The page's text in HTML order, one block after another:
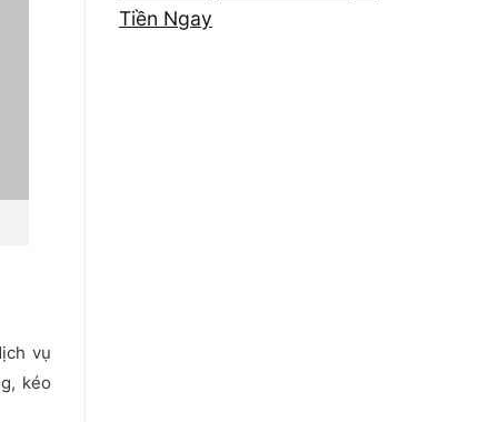
vụ
kéo
Tiền Ngay